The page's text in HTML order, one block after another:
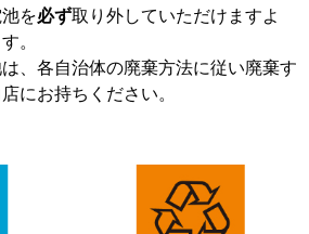
を必ず取り外していただけますよ
。
、各自治体の廃棄方法に従い廃棄す
にお持ちください。